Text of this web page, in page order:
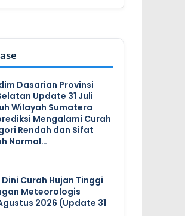
Dasarian Provinsi
Update 31 Juli
Wilayah Sumatera
Mengalami Curah
Rendah dan Sifat
Normal…
Curah Hujan Tinggi
Meteorologis
2026 (Update 31